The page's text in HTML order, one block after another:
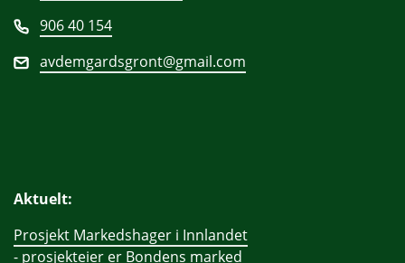
906 40 154
avdemgardsgront@gmail.com
Aktuelt:
Prosjekt Markedshager i Innlandet
- prosjekteier er Bondens marked